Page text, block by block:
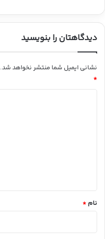
دیدگاهتان را بنویسید
نشانی ایمیل شما منتشر نخواهد شد.
*
نام *